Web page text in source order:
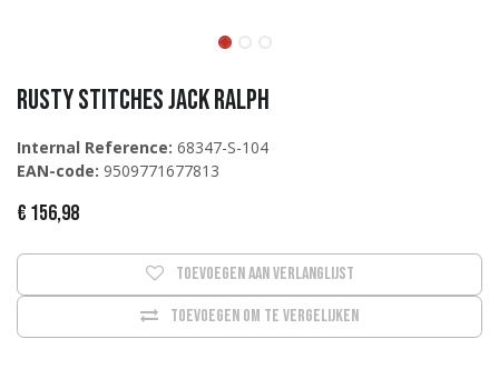
Rusty Stitches Jack Ralph
Internal Reference: 68347-S-104
EAN-code: 9509771677813
€ 156,98
Toevoegen om te vergelijken
Toevoegen aan verlanglijst